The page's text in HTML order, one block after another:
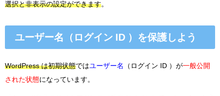
選択と非表示の設定ができます。
ユーザー名（ログイン ID ）を保護しよう
WordPress は初期状態ではユーザー名 （ログイン ID ）が一般公開
された状態になっています。